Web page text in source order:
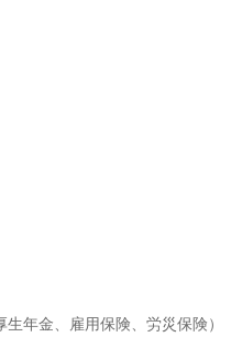
年金、雇用保険、労災保険）